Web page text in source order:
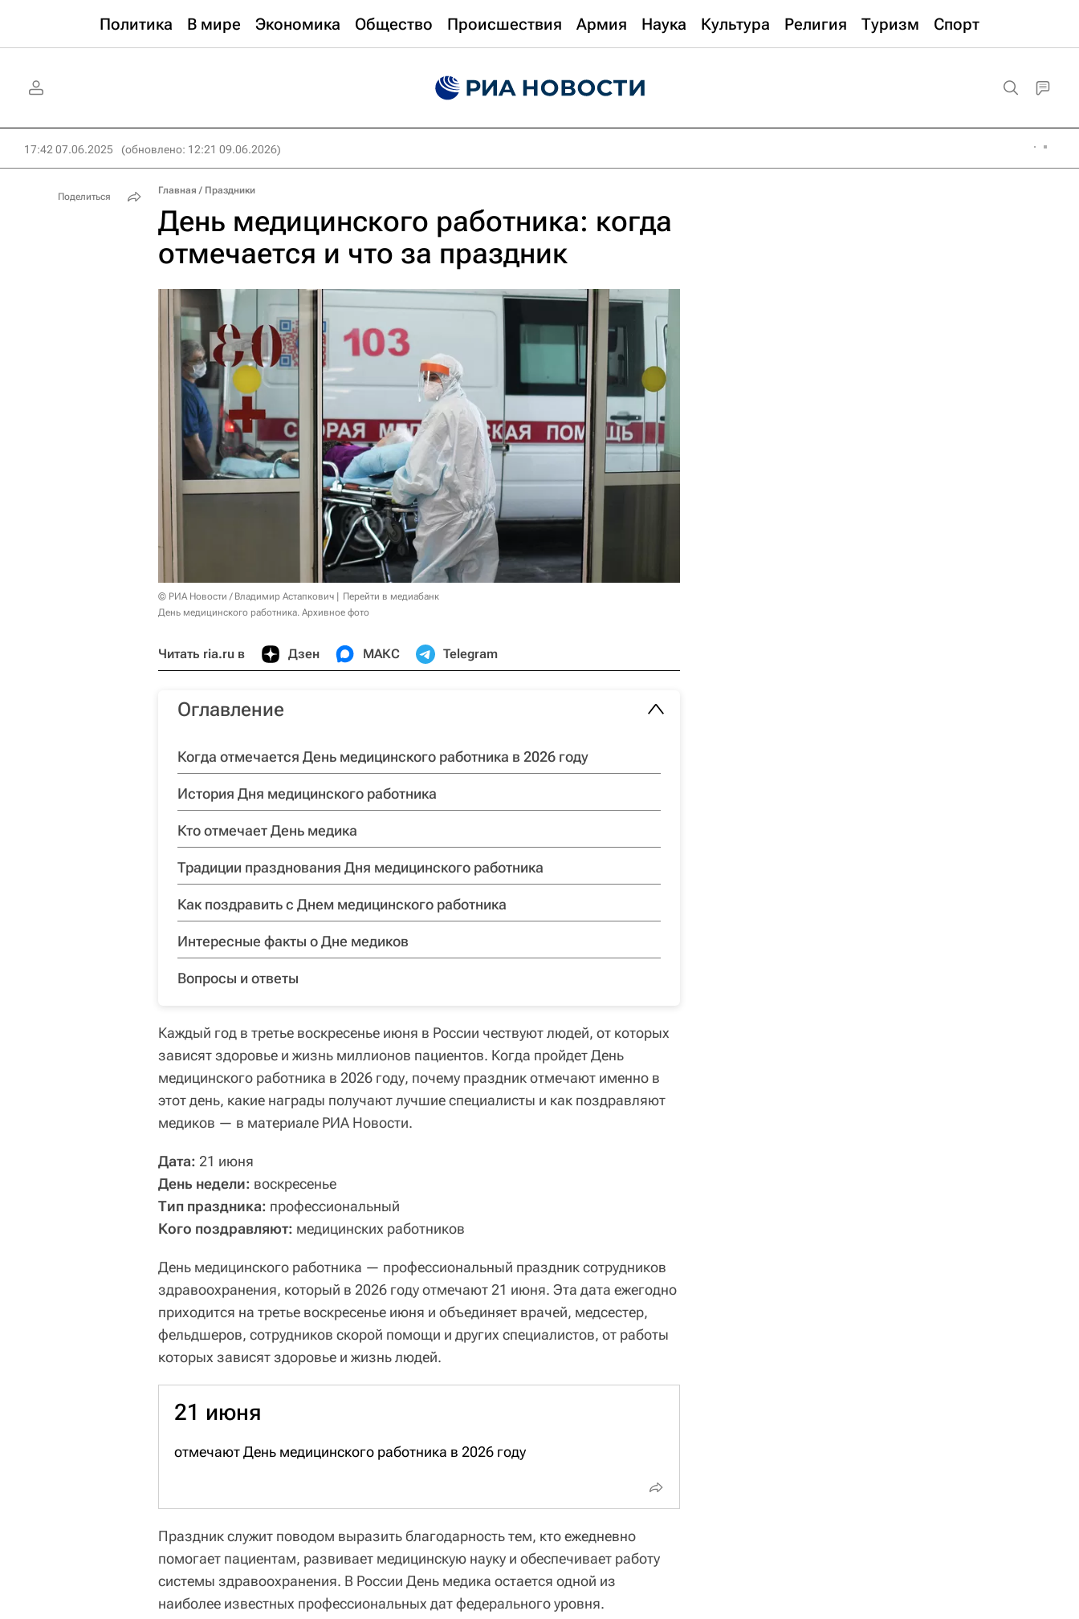
Политика В мире Экономика Общество Происшествия Армия Наука Культура Религия Туризм Спорт
17:42 07.06.2025 (обновлено: 12:21 09.06.2026)
Главная / Праздники
День медицинского работника: когда
отмечается и что за праздник
© РИА Новости / Владимир Астапкович
Перейти в медиабанк
День медицинского работника. Архивное фото
Читать ria.ru в Дзен МАКС Telegram
Оглавление
Когда отмечается День медицинского работника в 2026 году
История Дня медицинского работника
Кто отмечает День медика
Традиции празднования Дня медицинского работника
Как поздравить с Днем медицинского работника
Интересные факты о Дне медиков
Вопросы и ответы
Каждый год в третье воскресенье июня в России чествуют людей, от которых
зависят здоровье и жизнь миллионов пациентов. Когда пройдет День
медицинского работника в 2026 году, почему праздник отмечают именно в
этот день, какие награды получают лучшие специалисты и как поздравляют
медиков — в материале РИА Новости.
Дата: 21 июня
День недели: воскресенье
Тип праздника: профессиональный
Кого поздравляют: медицинских работников
День медицинского работника — профессиональный праздник сотрудников
здравоохранения, который в 2026 году отмечают 21 июня. Эта дата ежегодно
приходится на третье воскресенье июня и объединяет врачей, медсестер,
фельдшеров, сотрудников скорой помощи и других специалистов, от работы
которых зависят здоровье и жизнь людей.
21 июня
отмечают День медицинского работника в 2026 году
Праздник служит поводом выразить благодарность тем, кто ежедневно
помогает пациентам, развивает медицинскую науку и обеспечивает работу
системы здравоохранения. В России День медика остается одной из
наиболее известных профессиональных дат федерального уровня.
Поделиться